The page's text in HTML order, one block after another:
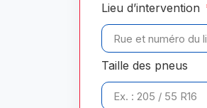
Lieu d’intervention
Taille des pneus